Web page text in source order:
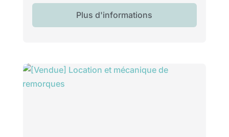
Plus d'informations